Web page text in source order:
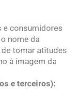
e consumidores
nome da
de tomar atitudes
à imagem da
e terceiros):